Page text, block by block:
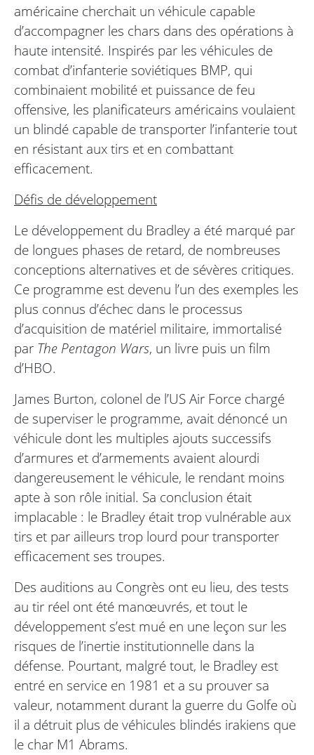
américaine cherchait un véhicule capable
d’accompagner les chars dans des opérations à
haute intensité. Inspirés par les véhicules de
combat d’infanterie soviétiques BMP, qui
combinaient mobilité et puissance de feu
offensive, les planificateurs américains voulaient
un blindé capable de transporter l’infanterie tout
en résistant aux tirs et en combattant
efficacement.
Défis de développement
Le développement du Bradley a été marqué par
de longues phases de retard, de nombreuses
conceptions alternatives et de sévères critiques.
Ce programme est devenu l’un des exemples les
plus connus d’échec dans le processus
d’acquisition de matériel militaire, immortalisé
par The Pentagon Wars, un livre puis un film
d’HBO.
James Burton, colonel de l’US Air Force chargé
de superviser le programme, avait dénoncé un
véhicule dont les multiples ajouts successifs
d’armures et d’armements avaient alourdi
dangereusement le véhicule, le rendant moins
apte à son rôle initial. Sa conclusion était
implacable : le Bradley était trop vulnérable aux
tirs et par ailleurs trop lourd pour transporter
efficacement ses troupes.
Des auditions au Congrès ont eu lieu, des tests
au tir réel ont été manœuvrés, et tout le
développement s’est mué en une leçon sur les
risques de l’inertie institutionnelle dans la
défense. Pourtant, malgré tout, le Bradley est
entré en service en 1981 et a su prouver sa
valeur, notamment durant la guerre du Golfe où
il a détruit plus de véhicules blindés irakiens que
le char M1 Abrams.